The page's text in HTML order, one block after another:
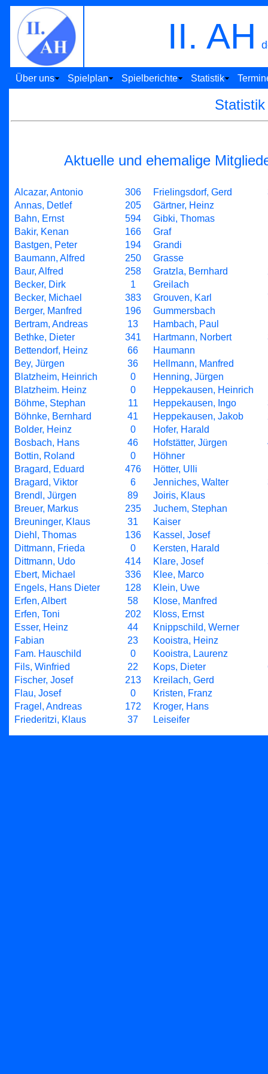
II. AH
Über uns Spielplan Spielberichte Statistik
Aktuelle und ehemalige
Alcazar, Antonio
306
Annas, Detlef
205
Bahn, Ernst
594
Bakir, Kenan
166
Bastgen, Peter
194
Baumann, Alfred
250
Baur, Alfred
258
Becker, Dirk
1
Becker, Michael
383
Berger, Manfred
196
Bertram, Andreas
13
Bethke, Dieter
341
Bettendorf, Heinz
66
Bey, Jürgen
36
Blatzheim, Heinrich
0
Blatzheim. Heinz
0
Böhme, Stephan
11
Böhnke, Bernhard
41
Bolder, Heinz
0
Bosbach, Hans
46
Bottin, Roland
0
Bragard, Eduard
476
Bragard, Viktor
6
Brendl, Jürgen
89
Breuer, Markus
235
Breuninger, Klaus
31
Diehl, Thomas
136
Dittmann, Frieda
0
Dittmann, Udo
414
Ebert, Michael
336
Engels, Hans Dieter
128
Erfen, Albert
58
Erfen, Toni
202
Esser, Heinz
44
Fabian
23
Fam. Hauschild
0
Fils, Winfried
22
Fischer, Josef
213
Flau, Josef
0
Fragel, Andreas
172
Friederitzi, Klaus
37
Frielingsdorf, Gerd
Gärtner, Heinz
Gibki, Thomas
Graf
Grandi
Grasse
Gratzla, Bernhard
Greilach
Grouven, Karl
Gummersbach
Hambach, Paul
Hartmann, Norbert
Haumann
Hellmann, Manfred
Henning, Jürgen
Heppekausen, Heinrich
Heppekausen, Ingo
Heppekausen, Jakob
Hofer, Harald
Hofstätter, Jürgen
Höhner
Hötter, Ulli
Jenniches, Walter
Joiris, Klaus
Juchem, Stephan
Kaiser
Kassel, Josef
Kersten, Harald
Klare, Josef
Klee, Marco
Klein, Uwe
Klose, Manfred
Kloss, Ernst
Knippschild, Werner
Kooistra, Heinz
Kooistra, Laurenz
Kops, Dieter
Kreilach, Gerd
Kristen, Franz
Kroger, Hans
Leiseifer